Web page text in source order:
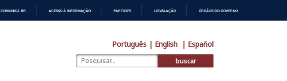
COMUNICA BR ACESSO À INFORMAÇÃO PARTICIPE LEGISLAÇÃO ÓRGÃOS DO GOVERNO
Português | English | Español
buscar